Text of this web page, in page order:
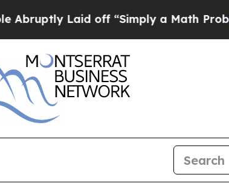
Laid off “Simply a Math Problem